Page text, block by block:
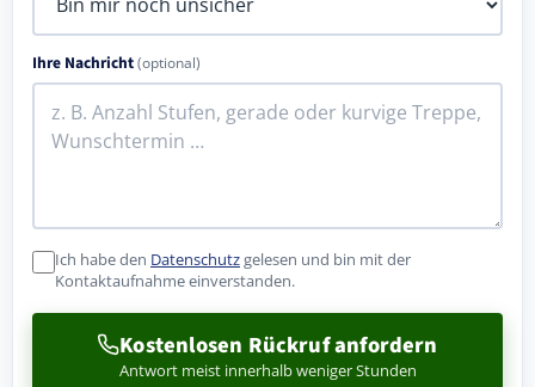
Ihre Nachricht(optional)
Ich habe den Datenschutzgelesen und bin mit der
Kontaktaufnahme einverstanden.
Kostenlosen Rückruf anfordern
Antwort meist innerhalb weniger Stunden